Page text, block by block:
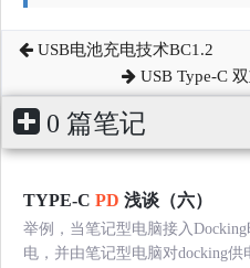
USB电池充电技术BC1.2
USB Type-C
0 篇笔记
TYPE-C PD 浅谈（六）
举例，当笔记型电脑接入
电，并由笔记型电脑对docking